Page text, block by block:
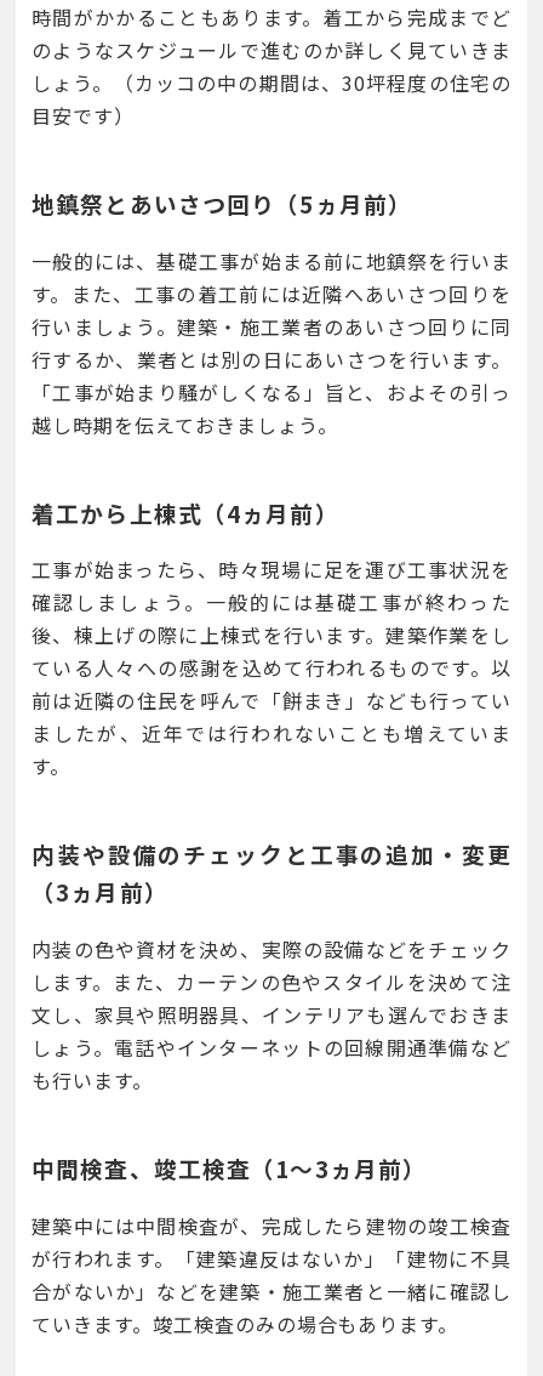
時間がかかることもあります。着工から完成までど
のようなスケジュールで進むのか詳しく見ていきま
しょう。（カッコの中の期間は、30坪程度の住宅の
目安です）
地鎮祭とあいさつ回り（5ヵ月前）
一般的には、基礎工事が始まる前に地鎮祭を行いま
す。また、工事の着工前には近隣へあいさつ回りを
行いましょう。建築・施工業者のあいさつ回りに同
行するか、業者とは別の日にあいさつを行います。
「工事が始まり騒がしくなる」旨と、およその引っ
越し時期を伝えておきましょう。
着工から上棟式（4ヵ月前）
工事が始まったら、時々現場に足を運び工事状況を
確認しましょう。一般的には基礎工事が終わった
後、棟上げの際に上棟式を行います。建築作業をし
ている人々への感謝を込めて行われるものです。以
前は近隣の住民を呼んで「餅まき」なども行ってい
ましたが、近年では行われないことも増えていま
す。
内装や設備のチェックと工事の追加・変更
（3ヵ月前）
内装の色や資材を決め、実際の設備などをチェック
します。また、カーテンの色やスタイルを決めて注
文し、家具や照明器具、インテリアも選んでおきま
しょう。電話やインターネットの回線開通準備など
も行います。
中間検査、竣工検査（1～3ヵ月前）
建築中には中間検査が、完成したら建物の竣工検査
が行われます。「建築違反はないか」「建物に不具
合がないか」などを建築・施工業者と一緒に確認し
ていきます。竣工検査のみの場合もあります。